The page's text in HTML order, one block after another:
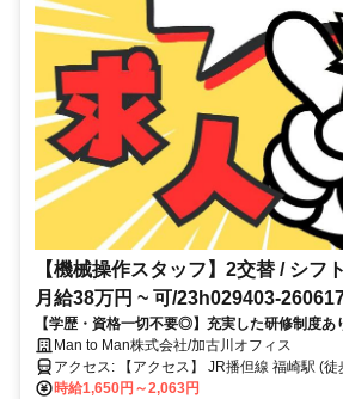
【機械操作スタッフ】2交替 / シフ
月給38万円 ~ 可/23h029403-
【学歴・資格一切不要◎】充実した研修制度あり ! 画面で確認して
するだけ !!
Man to Man株式会社/加古川オフィス
アクセス: 【アクセス】 JR播但線 福崎駅 (徒歩5分) 【交通手段（車通
勤など）】 バイク・車通勤可
時給1,650円～2,063円